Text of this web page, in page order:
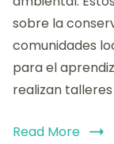
sobre la
comunidades
para el
realizan
Read More